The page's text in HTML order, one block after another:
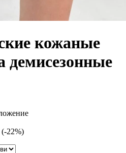
кожаные
демисезонные
22%)